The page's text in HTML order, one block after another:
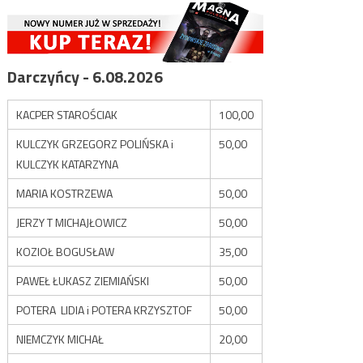
Darczyńcy - 6.08.2026
KACPER STAROŚCIAK
100,00
KULCZYK GRZEGORZ POLIŃSKA i
KULCZYK KATARZYNA
50,00
MARIA KOSTRZEWA
50,00
JERZY T MICHAJŁOWICZ
50,00
KOZIOŁ BOGUSŁAW
35,00
PAWEŁ ŁUKASZ ZIEMIAŃSKI
50,00
POTERA LIDIA i POTERA KRZYSZTOF
50,00
NIEMCZYK MICHAŁ
20,00